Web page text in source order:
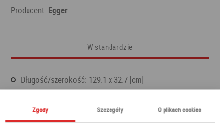
Producent: Egger
W standardzie
Długość/szerokość: 129.1 x 32.7 [cm]
Grubość desek: 0,8 cm
Zgody Szczegóły O plikach cookies